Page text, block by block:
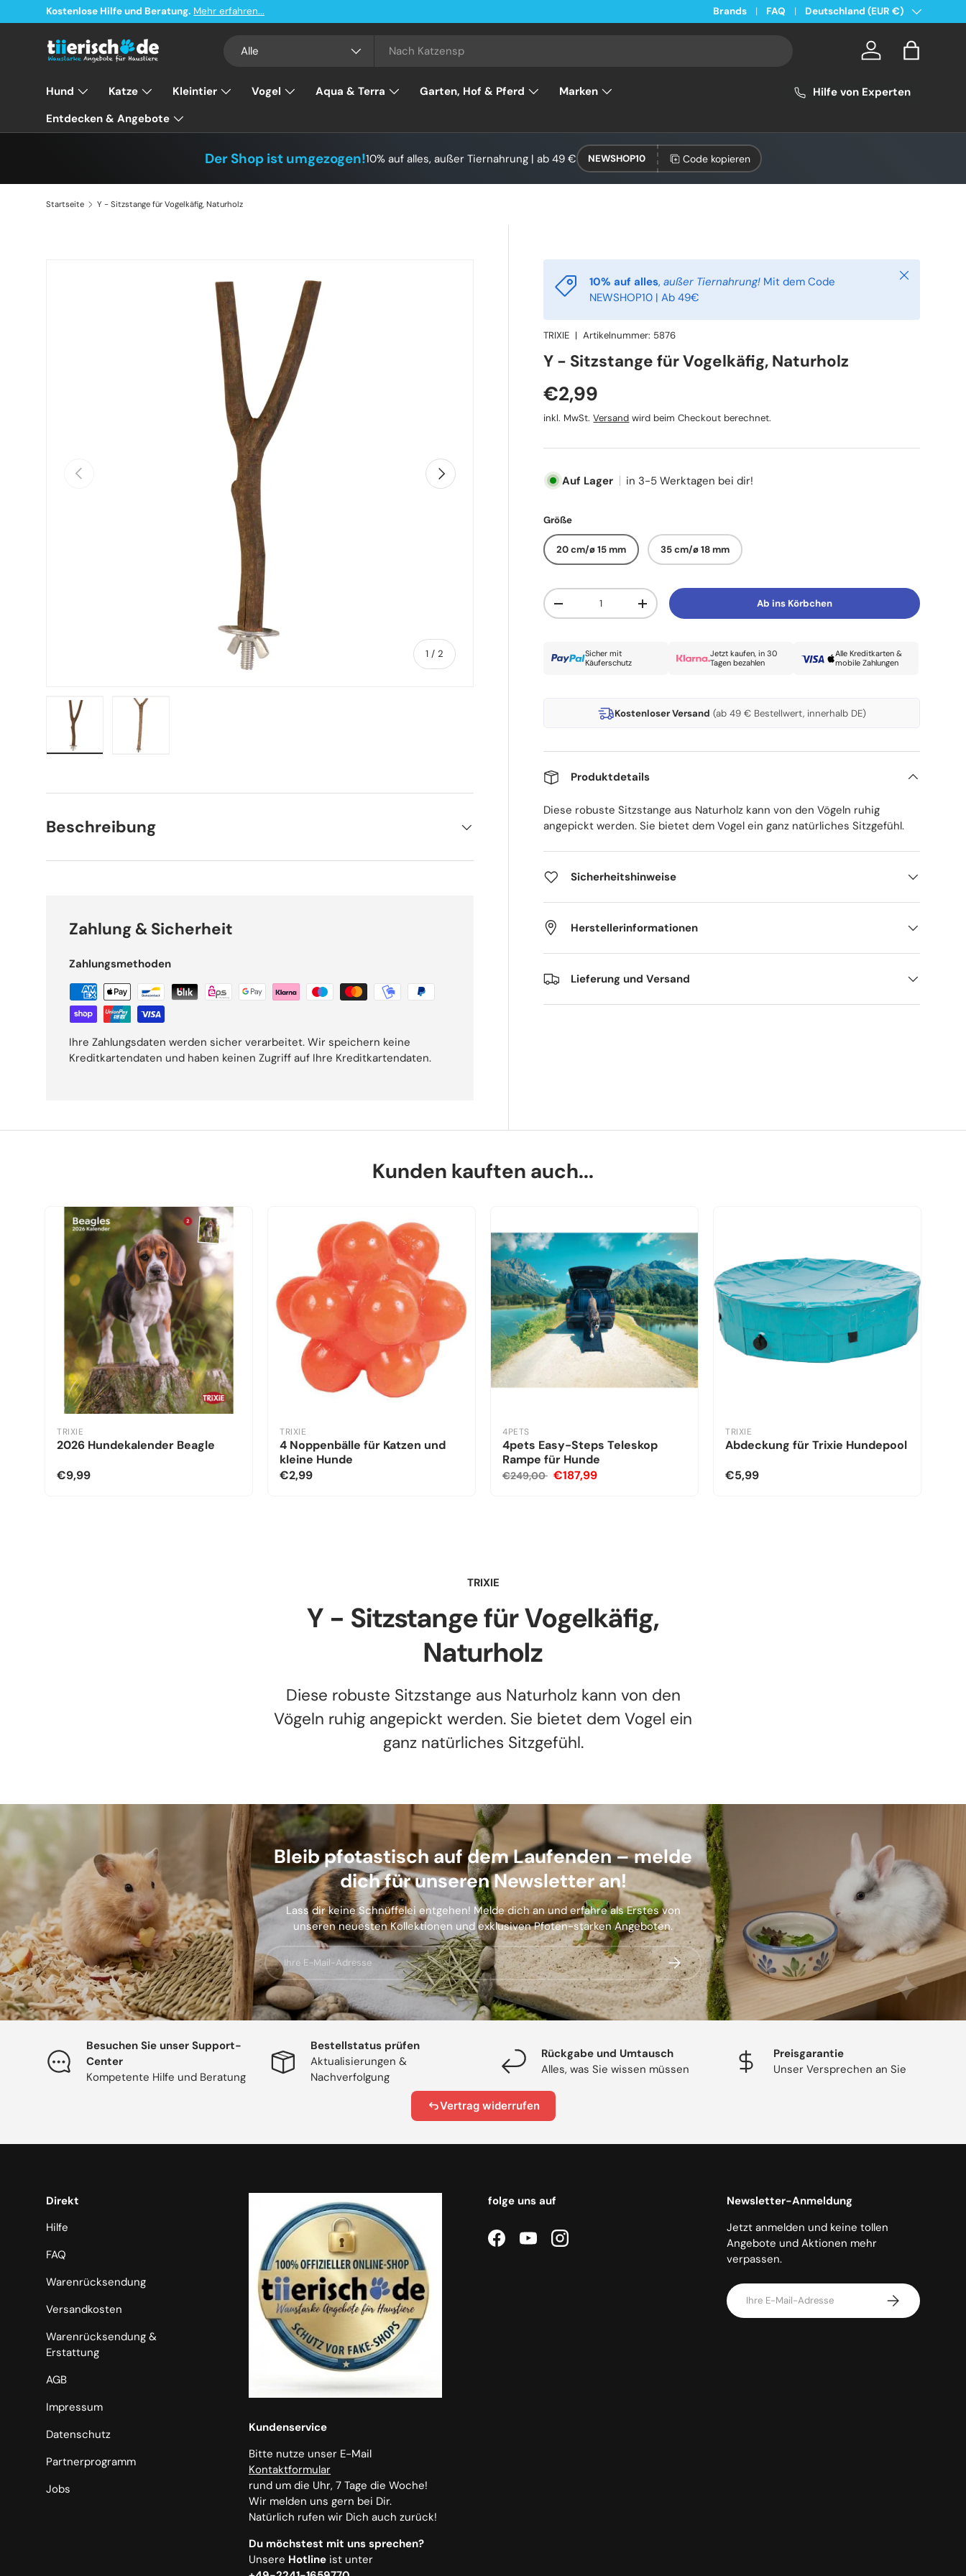
Direkt zum Inhalt
Kostenlose Hilfe und Beratung. Mehr erfahren... Kostenloser Versand ab 49€ in Deutschland
Brands FAQ Land/Region
Deutschland (EUR €)
Alle Konto
Hund Katze Kleintier Vogel Aqua & Terra Garten, Hof & Pferd
Marken
Entdecken & Angebote
Hilfe von Experten
Der Shop ist umgezogen!10% auf alles, außer Tiernahrung | ab 49 € NEWSHOP10 Code kopieren
Startseite Y - Sitzstange für Vogelkäfig, Naturholz
Zu Produktinformationen springen
Vorherige
1 /von
2
Nächste
10% auf alles,außer Tiernahrung! Mit dem Code
NEWSHOP10 | Ab 49€
Schließen
TRIXIE |Artikelnummer: 5876
TRIXIE
Y - Sitzstange für Vogelkäfig, Naturholz
Normaler Preis
€2,99
inkl. MwSt.Versand wird beim Checkout berechnet.
Auf Lager in 3-5 Werktagen bei dir!
Größe
20 cm/ø 15 mm 35 cm/ø 18 mm
Anzahl
Menge verringernMenge erhöhen Ab ins Körbchen
Sicher mit
Käuferschutz
Jetzt kaufen, in 30
Tagen bezahlen
Alle Kreditkarten &
mobile Zahlungen
Kostenloser Versand (ab 49 € Bestellwert, innerhalb DE)
Produktdetails
Diese robuste Sitzstange aus Naturholz kann von den Vögeln ruhig
angepickt werden. Sie bietet dem Vogel ein ganz natürliches Sitzgefühl.
Sicherheitshinweise
Herstellerinformationen
Lieferung und Versand
Beschreibung
Zahlung & Sicherheit
Zahlungsmethoden
Ihre Zahlungsdaten werden sicher verarbeitet. Wir speichern keine
Kreditkartendaten und haben keinen Zugriff auf Ihre Kreditkartendaten.
Kunden kauften auch...
TRIXIE
2026 Hundekalender Beagle
€9,99
TRIXIE
4 Noppenbälle für Katzen und
kleine Hunde
€2,99
4PETS
4pets Easy-Steps Teleskop
Rampe für Hunde
€249,00 €187,99
TRIXIE
Abdeckung für Trixie Hundepool
€5,99
TRIXIE
Y - Sitzstange für Vogelkäfig,
Naturholz
Diese robuste Sitzstange aus Naturholz kann von den
Vögeln ruhig angepickt werden. Sie bietet dem Vogel ein
ganz natürliches Sitzgefühl.
Bleib pfotastisch auf dem Laufenden – melde
dich für unseren Newsletter an!
Lass dir keine Schnüffelei entgehen! Melde dich an und erfahre als Erstes von
unseren neuesten Kollektionen und exklusiven Pfoten-starken Angeboten.
E-Mail
Abonnieren
Besuchen Sie unser Support-
Center
Kompetente Hilfe und Beratung
Bestellstatus prüfen
Aktualisierungen &
Nachverfolgung
Rückgabe und Umtausch
Alles, was Sie wissen müssen
Preisgarantie
Unser Versprechen an Sie
Vertrag widerrufen
Direkt
Hilfe
FAQ
Warenrücksendung
Versandkosten
Warenrücksendung &
Erstattung
AGB
Impressum
Datenschutz
Partnerprogramm
Jobs
Kundenservice
Bitte nutze unser E-Mail
Kontaktformular
rund um die Uhr, 7 Tage die Woche!
Wir melden uns gern bei Dir.
Natürlich rufen wir Dich auch zurück!
Du möchstest mit uns sprechen?
Unsere Hotlineist unter
folge uns auf
FacebookYouTubeInstagram
Newsletter-Anmeldung
Jetzt anmelden und keine tollen
Angebote und Aktionen mehr
verpassen.
E-Mail
Abonnieren